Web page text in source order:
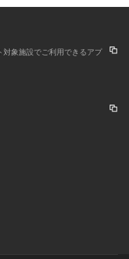
対象施設でご利用できるアプ